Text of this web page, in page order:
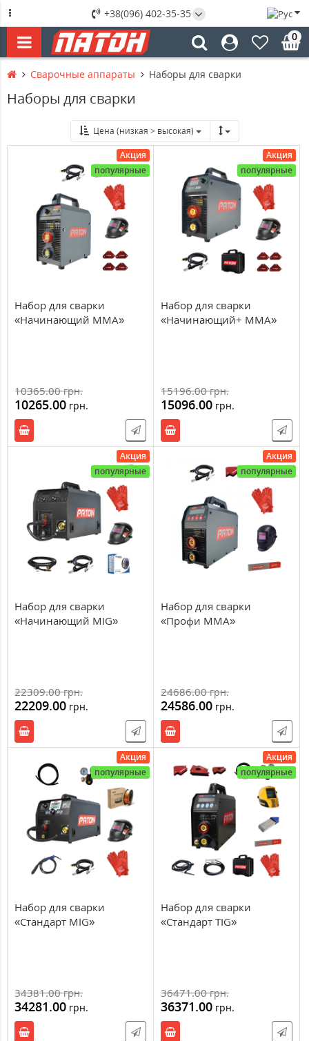
+38(096) 402-35-35
0
Сварочные аппараты Наборы для сварки
Наборы для сварки
Цена (низкая > высокая)
Акция
популярные
Набор для сварки
«Начинающий ММА»
10365.00грн.
10265.00 грн.
Акция
популярные
Набор для сварки
«Начинающий+ ММА»
15196.00грн.
15096.00 грн.
Акция
популярные
Набор для сварки
«Начинающий МIG»
22309.00грн.
22209.00 грн.
Акция
популярные
Набор для сварки
«Профи ММА»
24686.00грн.
24586.00 грн.
Акция
популярные
Набор для сварки
«Стандарт MIG»
34381.00грн.
34281.00 грн.
Акция
популярные
Набор для сварки
«Стандарт TIG»
36471.00грн.
36371.00 грн.